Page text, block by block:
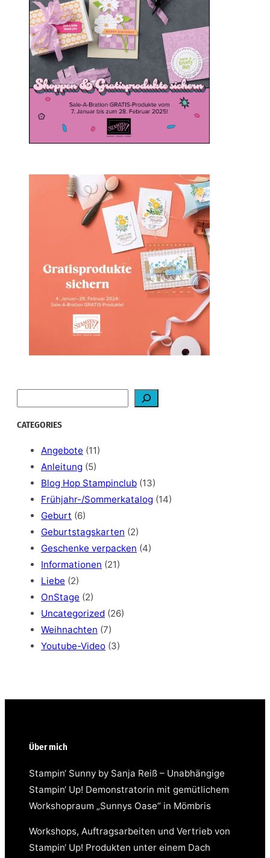
Sale-a-bration 2024 bei
Stampin‘ Up!
1. Februar 2024
e
a
CATEGORIES
Angebote (11)
Anleitung (5)
Blog Hop Stampinclub (13)
Frühjahr-/Sommerkatalog (14)
Geburt (6)
Geburtstagskarten (2)
Geschenke verpacken (4)
Informationen (21)
Liebe (2)
OnStage (2)
Uncategorized (26)
Weihnachten (7)
Youtube-Video (3)
Über mich
Stampin‘ Sunny by Sanja Reiß – Unabhängige
Stampin‘ Up! Demonstratorin mit gemütlichem
Workshopraum „Sunnys Oase“ in Mömbris
Workshops, Auftragsarbeiten und Vertrieb von
Stampin‘ Up! Produkten unter einem Dach